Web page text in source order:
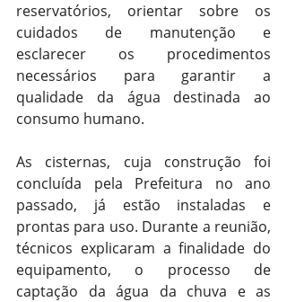
reservatórios, orientar sobre os
cuidados de manutenção e
esclarecer os procedimentos
necessários para garantir a
qualidade da água destinada ao
consumo humano.
As cisternas, cuja construção foi
concluída pela Prefeitura no ano
passado, já estão instaladas e
prontas para uso. Durante a reunião,
técnicos explicaram a finalidade do
equipamento, o processo de
captação da água da chuva e as